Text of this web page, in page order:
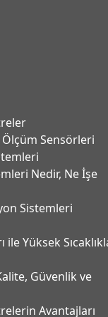
Sensörleri
Nedir, Ne İşe
Sistemleri
Yüksek
Güvenlik ve
Avantajları